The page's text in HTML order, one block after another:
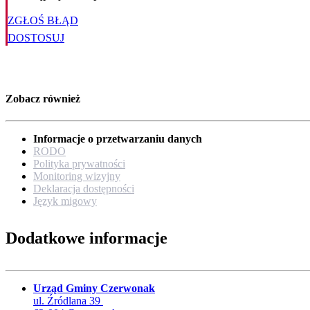
ZGŁOŚ BŁĄD
DOSTOSUJ
Zobacz również
Informacje o przetwarzaniu danych
RODO
Polityka prywatności
Monitoring wizyjny
Deklaracja dostępności
Język migowy
Dodatkowe informacje
Urząd Gminy Czerwonak
ul. Źródlana 39